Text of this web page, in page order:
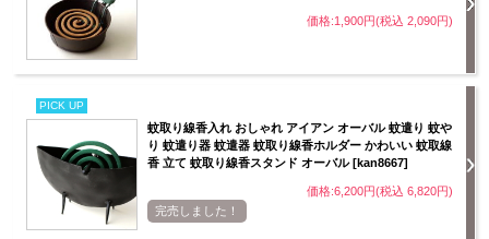
価格:1,900円(税込 2,090円)
PICK UP
蚊取り線香入れ おしゃれ アイアン オーバル 蚊遣り 蚊や
り 蚊遣り器 蚊遣器 蚊取り線香ホルダー かわいい 蚊取線
香 立て 蚊取り線香スタンド オーバル [kan8667]
価格:6,200円(税込 6,820円)
完売しました！